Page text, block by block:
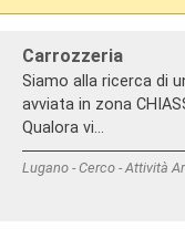
Carrozzeria
Siamo alla ricerca di
avviata in zona
Qualora vi...
Lugano - Cerco - Attività